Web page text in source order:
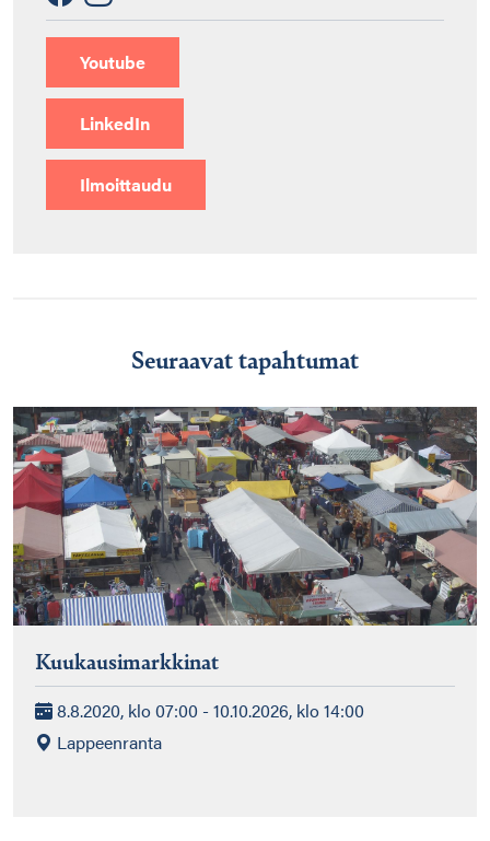
Youtube
LinkedIn
Ilmoittaudu
Seuraavat tapahtumat
Kuukausimarkkinat
8.8.2020, klo 07:00 - 10.10.2026, klo 14:00
Lappeenranta